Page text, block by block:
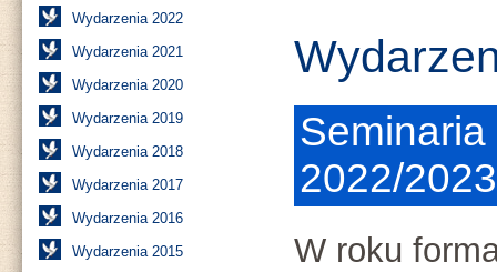
Wydarzenia 2022
Wydarzenia 2021
Wydarzenia 2020
Wydarzenia 2019
Wydarzenia 2018
Wydarzenia 2017
Wydarzenia 2016
Wydarzenia 2015
2022/2023
W roku